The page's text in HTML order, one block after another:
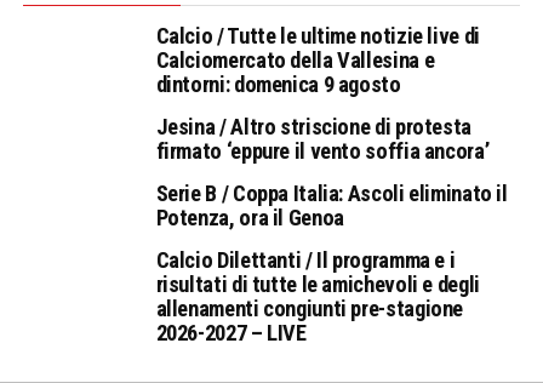
Calcio / Tutte le ultime notizie live di
Calciomercato della Vallesina e
dintorni: domenica 9 agosto
Jesina / Altro striscione di protesta
firmato ‘eppure il vento soffia ancora’
Serie B / Coppa Italia: Ascoli eliminato il
Potenza, ora il Genoa
Calcio Dilettanti / Il programma e i
risultati di tutte le amichevoli e degli
allenamenti congiunti pre-stagione
2026-2027 – LIVE